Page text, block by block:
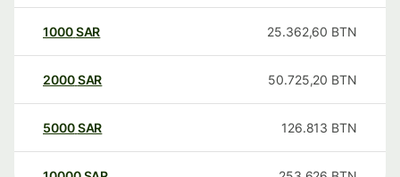
1000SAR 25.362,60 BTN
2000SAR 50.725,20 BTN
5000SAR 126.813 BTN